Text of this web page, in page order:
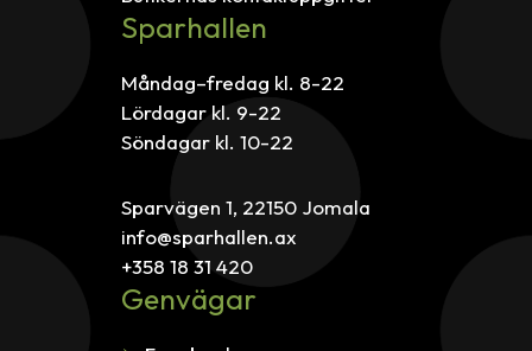
Sparhallen
Måndag–fredag kl. 8-22
Lördagar kl. 9-22
Söndagar kl. 10-22
Sparvägen 1, 22150 Jomala
info@sparhallen.ax
+358 18 31 420
Genvägar